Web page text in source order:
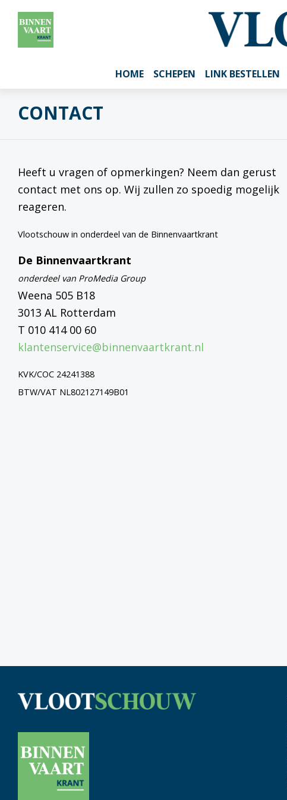
HOME SCHEPEN LINK BESTELLEN
CONTACT
Heeft u vragen of opmerkingen? Neem dan gerust
contact met ons op. Wij zullen zo spoedig mogelijk
reageren.
Vlootschouw in onderdeel van de Binnenvaartkrant
De Binnenvaartkrant
onderdeel van ProMedia Group
Weena 505 B18
3013 AL Rotterdam
T 010 414 00 60
klantenservice@binnenvaartkrant.nl
KVK/COC 24241388
BTW/VAT NL802127149B01